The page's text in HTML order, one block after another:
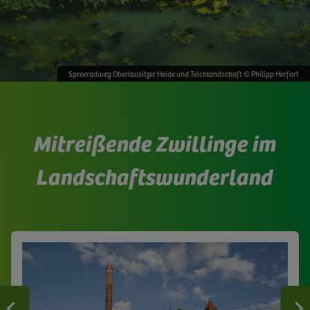
Spreeradweg Oberlausitzer Heide und Teichlandschaft © Philipp Herfort
Mitreißende Zwillinge im
Landschaftswunderland